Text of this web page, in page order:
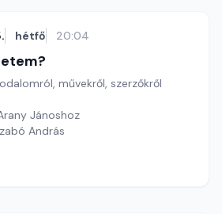
hétfő 20:04
művekről, szerzőkről
Jánoshoz
András